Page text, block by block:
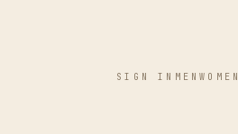
WOMEN
MEN
SIGN IN